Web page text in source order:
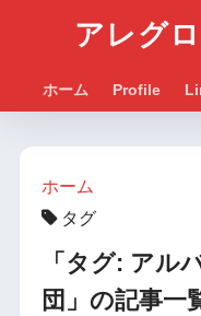
アレグ
ホーム Profile
ホーム
タグ
「タグ: アル
団 」の記事一